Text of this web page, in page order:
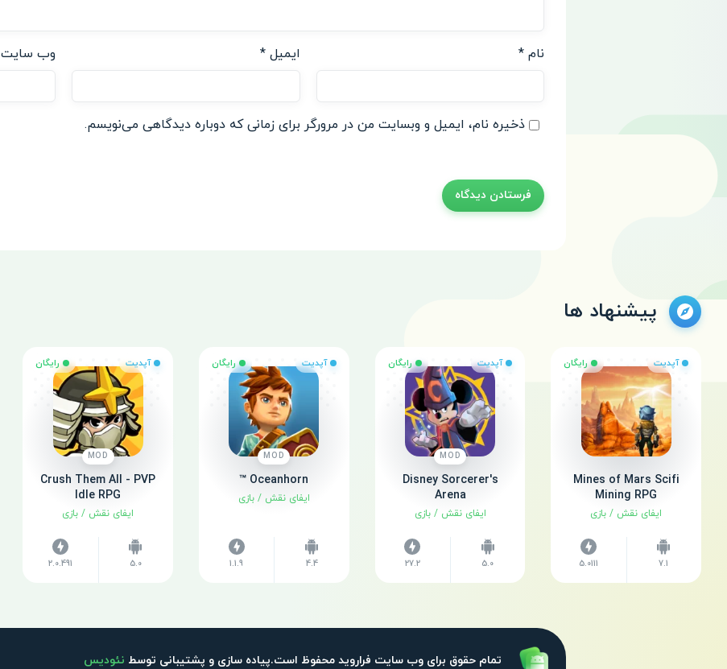
نام * ایمیل* وب‌ سایت
ذخیره نام، ایمیل و وبسایت من در مرورگر برای زمانی که دوباره دیدگاهی می‌نویسم.
پیشنهاد ها
آپدیت رایگان
Mines of Mars Scifi
Mining RPG
ایفای نقش / بازی
7.1
5.0111
آپدیت رایگان
MOD
Disney Sorcerer's
Arena
ایفای نقش /بازی
5.0
27.2
آپدیت رایگان
MOD
Oceanhorn ™
ایفای نقش /بازی
4.4
1.1.9
آپدیت رایگان
MOD
Crush Them All - PVP
Idle RPG
ایفای نقش / بازی
5.0
2.0.491
فراروید تمام حقوق برای وب سایت فراروید محفوظ است.پیاده سازی و پشتیبانی توسط نئودیس